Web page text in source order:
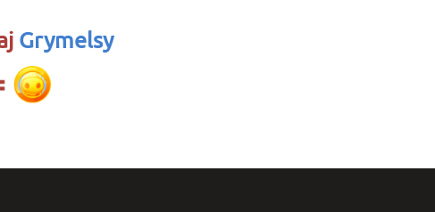
Grymelsy